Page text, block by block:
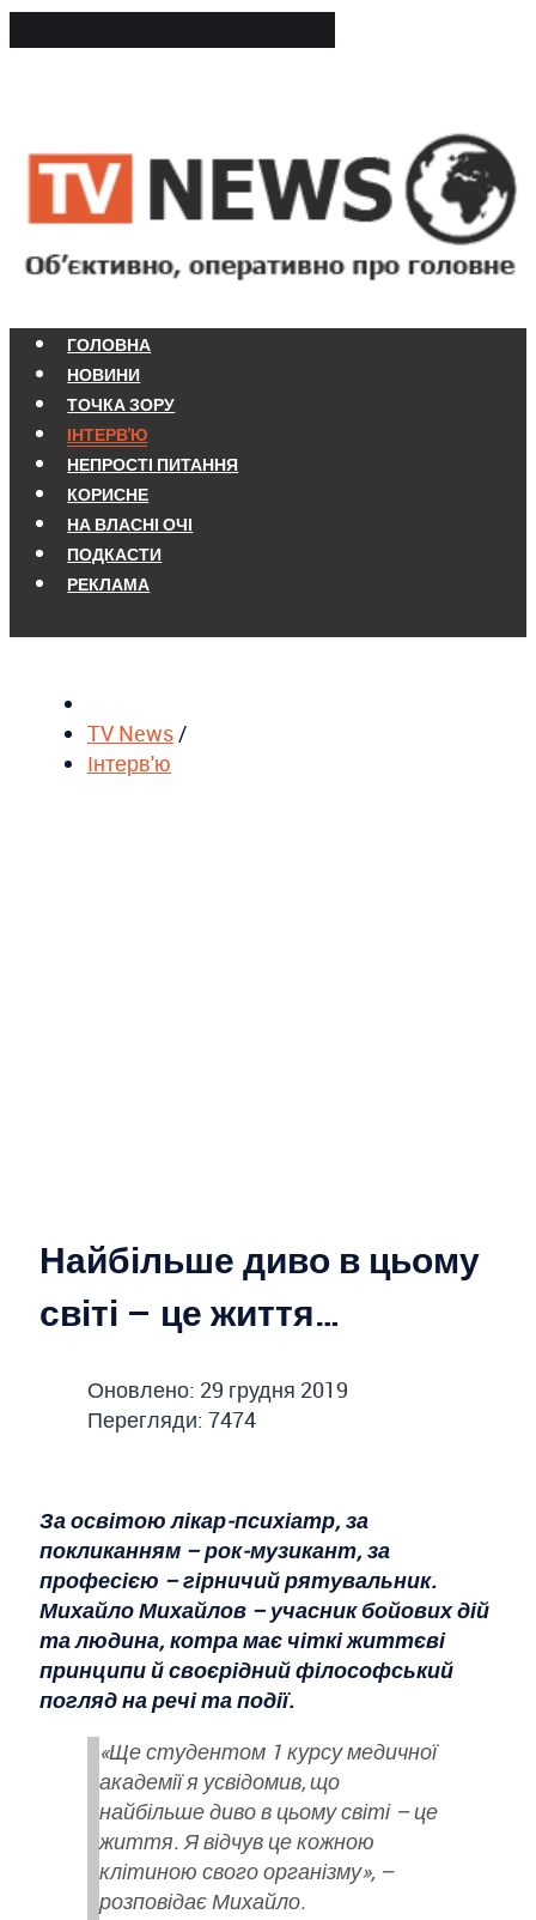
ГОЛОВНА
НОВИНИ
ТОЧКА ЗОРУ
ІНТЕРВ'Ю
НЕПРОСТІ ПИТАННЯ
КОРИСНЕ
НА ВЛАСНІ ОЧІ
ПОДКАСТИ
РЕКЛАМА
TV News/
Інтерв'ю
Найбільше диво в цьому
світі – це життя…
Оновлено: 29 грудня 2019
Перегляди: 7474
За освітою лікар-психіатр, за
покликанням – рок-музикант, за
професією – гірничий рятувальник.
Михайло Михайлов – учасник бойових дій
та людина, котра має чіткі життєві
принципи й своєрідний філософський
погляд на речі та події.
«Ще студентом 1 курсу медичної
академії я усвідомив, що
найбільше диво в цьому світі – це
життя. Я відчув це кожною
клітиною свого організму», –
розповідає Михайло.